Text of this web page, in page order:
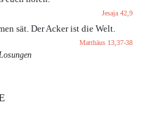
Jesaja 42,9
sät. Der Acker ist die Welt.
Matthäus 13,37-38